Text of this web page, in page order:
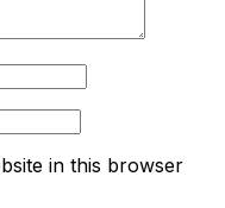
in this browser